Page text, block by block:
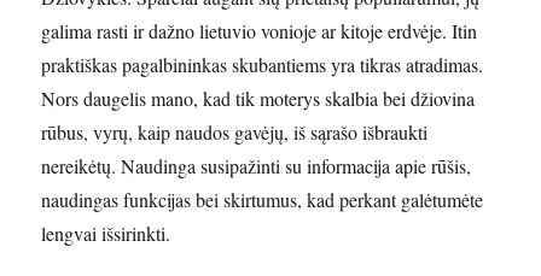
galima rasti ir dažno lietuvio vonioje ar kitoje erdvėje. Itin
praktiškas pagalbininkas skubantiems yra tikras atradimas.
Nors daugelis mano, kad tik moterys skalbia bei džiovina
rūbus, vyrų, kaip naudos gavėjų, iš sąrašo išbraukti
nereikėtų. Naudinga susipažinti su informacija apie rūšis,
naudingas funkcijas bei skirtumus, kad perkant galėtumėte
lengvai išsirinkti.